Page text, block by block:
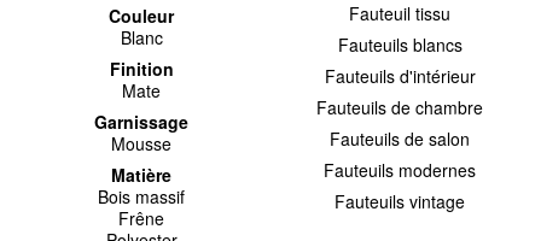
Couleur
Blanc
Finition
Mate
Garnissage
Mousse
Matière
Bois massif
Frêne
Fauteuil tissu
Fauteuils blancs
Fauteuils d'intérieur
Fauteuils de chambre
Fauteuils de salon
Fauteuils modernes
Fauteuils vintage